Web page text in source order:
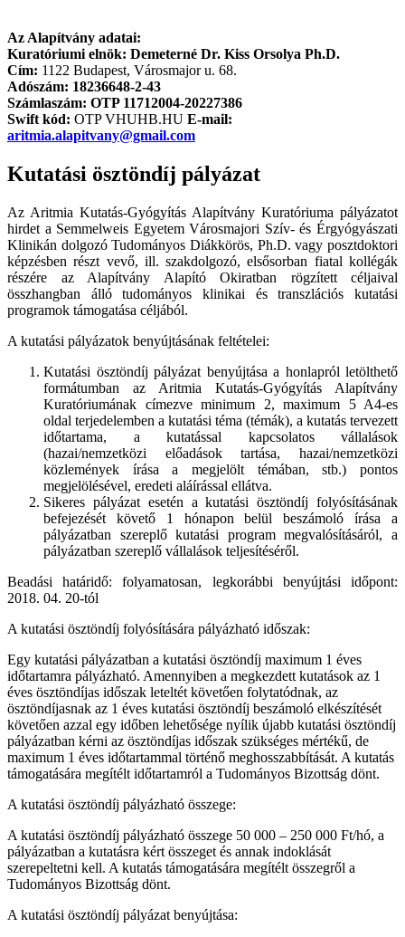
Az Alapítvány adatai:
Kuratóriumi elnök: Demeterné Dr. Kiss Orsolya Ph.D.
Cím: 1122 Budapest, Városmajor u. 68.
Adószám: 18236648-2-43
Számlaszám: OTP 11712004-20227386
Swift kód: OTP VHUHB.HU E-mail:
aritmia.alapitvany@gmail.com
Kutatási ösztöndíj pályázat
Az Aritmia Kutatás-Gyógyítás Alapítvány Kuratóriuma pályázatot
hirdet a Semmelweis Egyetem Városmajori Szív- és Érgyógyászati
Klinikán dolgozó Tudományos Diákkörös, Ph.D. vagy posztdoktori
képzésben részt vevő, ill. szakdolgozó, elsősorban fiatal kollégák
részére az Alapítvány Alapító Okiratban rögzített céljaival
összhangban álló tudományos klinikai és transzlációs kutatási
programok támogatása céljából.
A kutatási pályázatok benyújtásának feltételei:
Kutatási ösztöndíj pályázat benyújtása a honlapról letölthető
formátumban az Aritmia Kutatás-Gyógyítás Alapítvány
Kuratóriumának címezve minimum 2, maximum 5 A4-es
oldal terjedelemben a kutatási téma (témák), a kutatás tervezett
időtartama, a kutatással kapcsolatos vállalások
(hazai/nemzetközi előadások tartása, hazai/nemzetközi
közlemények írása a megjelölt témában, stb.) pontos
megjelölésével, eredeti aláírással ellátva.
Sikeres pályázat esetén a kutatási ösztöndíj folyósításának
befejezését követő 1 hónapon belül beszámoló írása a
pályázatban szereplő kutatási program megvalósításáról, a
pályázatban szereplő vállalások teljesítéséről.
Beadási határidő: folyamatosan, legkorábbi benyújtási időpont:
2018. 04. 20-tól
A kutatási ösztöndíj folyósítására pályázható időszak:
Egy kutatási pályázatban a kutatási ösztöndíj maximum 1 éves
időtartamra pályázható. Amennyiben a megkezdett kutatások az 1
éves ösztöndíjas időszak leteltét követően folytatódnak, az
ösztöndíjasnak az 1 éves kutatási ösztöndíj beszámoló elkészítését
követően azzal egy időben lehetősége nyílik újabb kutatási ösztöndíj
pályázatban kérni az ösztöndíjas időszak szükséges mértékű, de
maximum 1 éves időtartammal történő meghosszabbítását. A kutatás
támogatására megítélt időtartamról a Tudományos Bizottság dönt.
A kutatási ösztöndíj pályázható összege:
A kutatási ösztöndíj pályázható összege 50 000 – 250 000 Ft/hó, a
pályázatban a kutatásra kért összeget és annak indoklását
szerepeltetni kell. A kutatás támogatására megítélt összegről a
Tudományos Bizottság dönt.
A kutatási ösztöndíj pályázat benyújtása: